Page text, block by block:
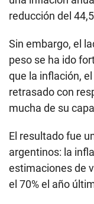
reducción del
Sin embargo, el
peso se ha ido
que la inflación,
retrasado con
mucha de su
El resultado fue
argentinos: la
estimaciones de
el 70% el año